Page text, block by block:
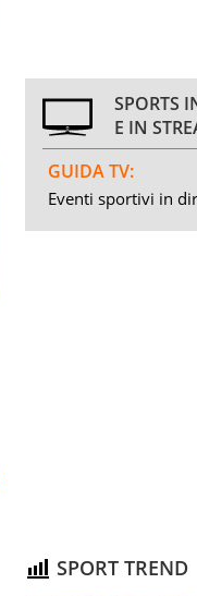
SPORTS
E IN
GUIDA TV:
Eventi sportivi in
SPORT TREND